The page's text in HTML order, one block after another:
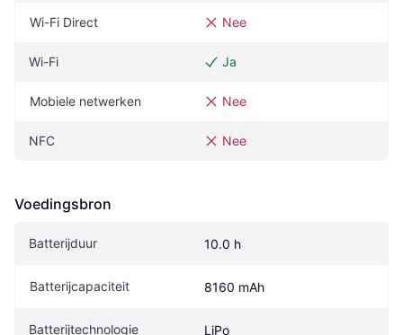
Wi-Fi Direct Nee
Wi-Fi Ja
Mobiele netwerken Nee
NFC Nee
Voedingsbron
Batterijduur 10.0 h
Batterijcapaciteit 8160 mAh
Batterijtechnologie LiPo